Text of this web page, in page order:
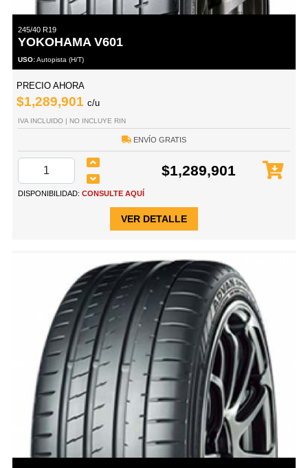
245/40 R19
YOKOHAMA V601
USO:Autopista (H/T)
PRECIO AHORA
$1,289,901 c/u
IVA INCLUIDO | NO INCLUYE RIN
ENVÍO GRATIS
$1,289,901
DISPONIBILIDAD: CONSULTE AQUÍ
VER DETALLE